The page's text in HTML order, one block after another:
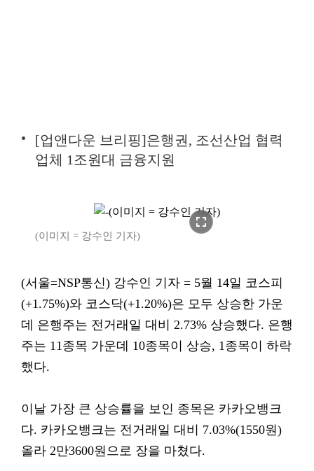
[업앤다운 브리핑]은행권, 조선산업 협력
업체 1조원대 금융지원
fullscreen
(이미지 = 강수인 기자)
(서울=NSP통신) 강수인 기자 = 5월 14일 코스피
(+1.75%)와 코스닥(+1.20%)은 모두 상승한 가운
데 은행주는 전거래일 대비 2.73% 상승했다. 은행
주는 11종목 가운데 10종목이 상승, 1종목이 하락
했다.
이날 가장 큰 상승률을 보인 종목은 카카오뱅크
다. 카카오뱅크는 전거래일 대비 7.03%(1550원)
올라 2만3600원으로 장을 마쳤다.